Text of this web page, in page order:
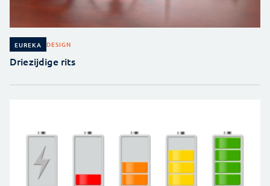
EUREKA DESIGN
Driezijdige rits